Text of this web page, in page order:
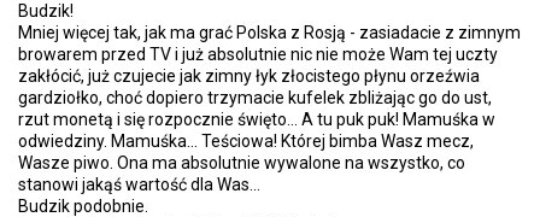
Budzik!
Mniej więcej tak, jak ma grać Polska z Rosją - zasiadacie z zimnym
browarem przed TV i już absolutnie nic nie może Wam tej uczty
zakłócić, już czujecie jak zimny łyk złocistego płynu orzeźwia
gardziołko, choć dopiero trzymacie kufelek zbliżając go do ust,
rzut monetą i się rozpocznie święto... A tu puk puk! Mamuśka w
odwiedziny. Mamuśka... Teściowa! Której bimba Wasz mecz,
Wasze piwo. Ona ma absolutnie wywalone na wszystko, co
stanowi jakąś wartość dla Was...
Budzik podobnie.